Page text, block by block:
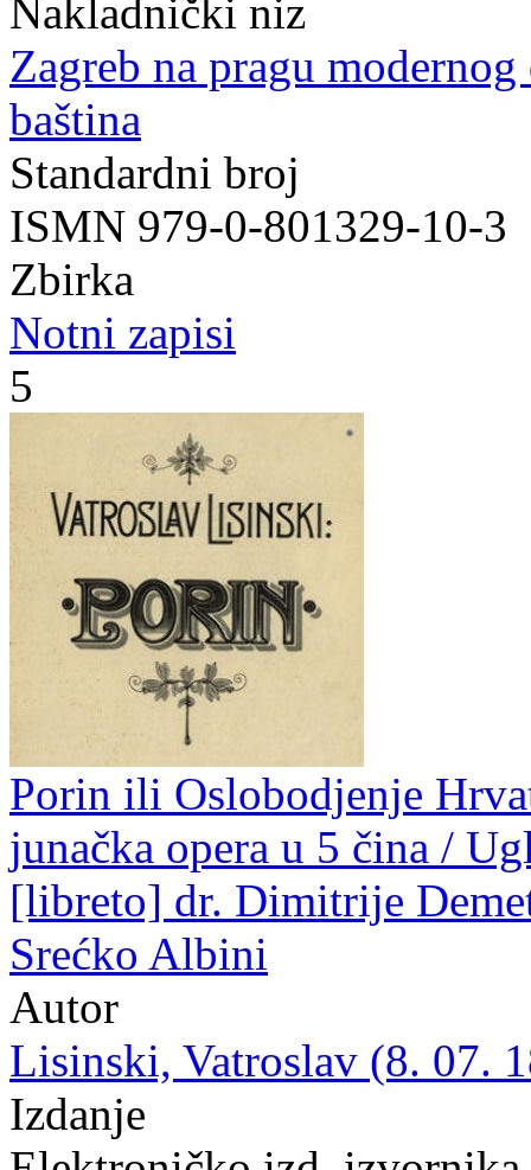
Nakladnički niz
Zagreb na pragu modernog
baština
Standardni broj
ISMN 979-0-801329-10-3
Zbirka
Notni zapisi
5
Porin ili Oslobodjenje
junačka opera u 5 čina /
[libreto] dr. Dimitrije
Srećko Albini
Autor
Lisinski, Vatroslav (8. 07.
Izdanje